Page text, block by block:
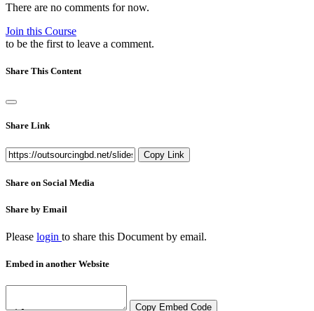
There are no comments for now.
Join this Course
to be the first to leave a comment.
Share This Content
Share Link
Copy Link
Share on Social Media
Share by Email
Please login to share this Document by email.
Embed in another Website
Copy Embed Code